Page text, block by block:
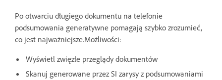
Po otwarciu długiego dokumentu na telefonie
podsumowania generatywne pomagają szybko zrozumieć,
co jest najważniejsze.Możliwości:
Wyświetl zwięzłe przeglądy dokumentów
Skanuj generowane przez SI zarysy z podsumowaniami